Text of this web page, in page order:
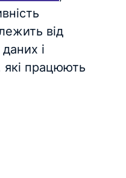
від
і
які працюють